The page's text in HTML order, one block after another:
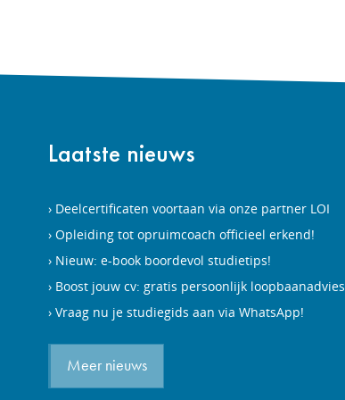
Laatste nieuws
Deelcertificaten voortaan via onze partner LOI
Opleiding tot opruimcoach officieel erkend!
Nieuw: e-book boordevol studietips!
Boost jouw cv: gratis persoonlijk loopbaanadvies
Vraag nu je studiegids aan via WhatsApp!
Meer nieuws